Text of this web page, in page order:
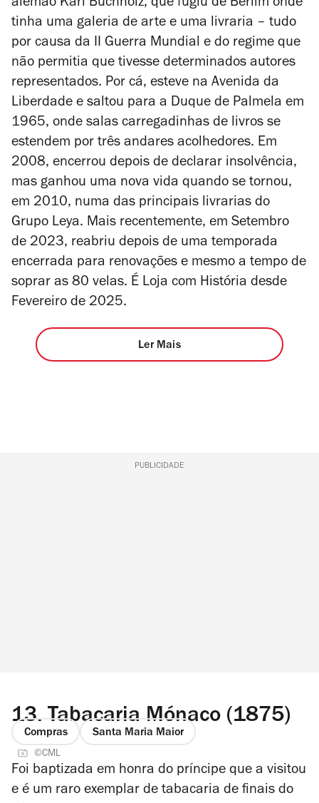
alemão Karl Buchholz, que fugiu de Berlim onde
tinha uma galeria de arte e uma livraria – tudo
por causa da II Guerra Mundial e do regime que
não permitia que tivesse determinados autores
representados. Por cá, esteve na Avenida da
Liberdade e saltou para a Duque de Palmela em
1965, onde salas carregadinhas de livros se
estendem por três andares acolhedores. Em
2008, encerrou depois de declarar insolvência,
mas ganhou uma nova vida quando se tornou,
em 2010, numa das principais livrarias do
Grupo Leya. Mais recentemente, em Setembro
de 2023, reabriu depois de uma temporada
encerrada para renovações e mesmo a tempo de
soprar as 80 velas. É Loja com História desde
Fevereiro de 2025.
Ler Mais
PUBLICIDADE
13. Tabacaria Mónaco (1875)
Compras Santa Maria Maior
©CML
Foi baptizada em honra do príncipe que a visitou
e é um raro exemplar de tabacaria de finais do